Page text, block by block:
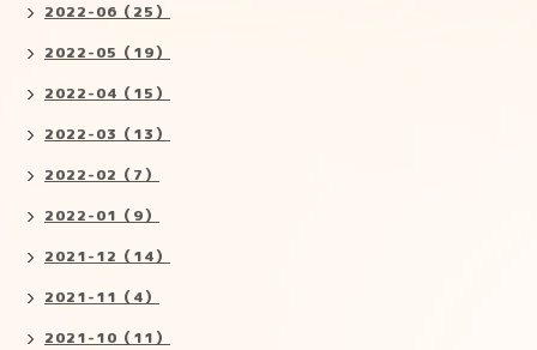
2022-06（25）
2022-05（19）
2022-04（15）
2022-03（13）
2022-02（7）
2022-01（9）
2021-12（14）
2021-11（4）
2021-10（11）